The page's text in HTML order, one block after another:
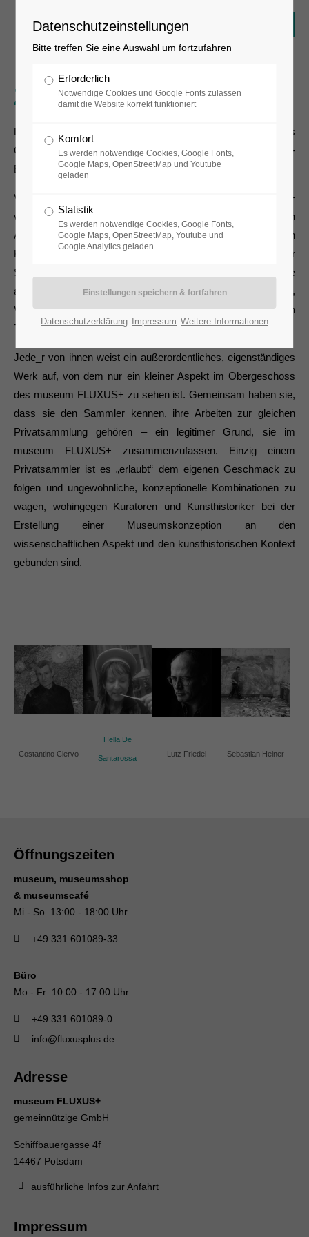
Zeitgenössische Kunst
Das "Plus" im Namen museum FLUXUS+ steht als
Öffnungsklausel für Arbeiten von Künstlern, die mit der Fluxus-
Bewegung nichts oder nur wenig zu tun haben.
Vier in der Dauerausstellung des museum FLUXUS+
vertretenen Künstler_innen stehen nur teilweise mit ihren
Arbeiten in der Tradition der Fluxusbewegung. Einige hatten
Kontakt zu Wolf Vostell, beispielsweise im Rahmen seiner
Sommerakademie in Malpartida de Caceres, Spanien oder sie
arbeiten in ähnlichen Genre wie Performances, Happenings,
Video- und Multimediakunst und in den großen
Themenbereichen der Malerei und Bildhauerei.
Jede_r von ihnen weist ein außerordentliches, eigenständiges
Werk auf, von dem nur ein kleiner Aspekt im Obergeschoss
des museum FLUXUS+ zu sehen ist. Gemeinsam haben sie,
dass sie den Sammler kennen, ihre Arbeiten zur gleichen
Privatsammlung gehören – ein legitimer Grund, sie im
museum FLUXUS+ zusammenzufassen. Einzig einem
Privatsammler ist es „erlaubt“ dem eigenen Geschmack zu
folgen und ungewöhnliche, konzeptionelle Kombinationen zu
wagen, wohingegen Kuratoren und Kunsthistoriker bei der
Erstellung einer Museumskonzeption an den
wissenschaftlichen Aspekt und den kunsthistorischen Kontext
gebunden sind.
Costantino Ciervo
Hella De
Santarossa Lutz Friedel Sebastian Heiner
Öffnungszeiten
museum, museumsshop
& museumscafé
Mi - So 13:00 - 18:00 Uhr
+49 331 601089-33
Büro
Mo - Fr 10:00 - 17:00 Uhr
+49 331 601089-0
info@fluxusplus.de
Adresse
museum FLUXUS+
gemeinnützige GmbH
Schiffbauergasse 4f
14467 Potsdam
ausführliche Infos zur Anfahrt
Impressum
Datenschutzeinstellungen
Bitte treffen Sie eine Auswahl um fortzufahren
Erforderlich
Notwendige Cookies und Google Fonts zulassen
damit die Website korrekt funktioniert
Komfort
Es werden notwendige Cookies, Google Fonts,
Google Maps, OpenStreetMap und Youtube
geladen
Statistik
Es werden notwendige Cookies, Google Fonts,
Google Maps, OpenStreetMap, Youtube und
Google Analytics geladen
Datenschutzerklärung Impressum Weitere Informationen